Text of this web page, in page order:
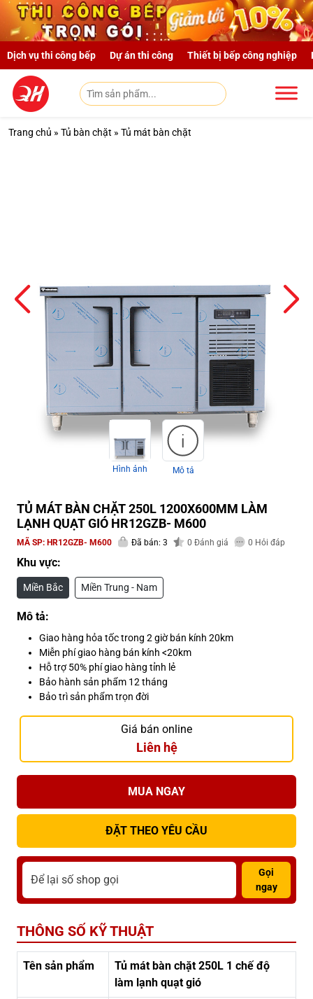
Skip to main content
Dịch vụ thi công bếp Dự án thi công Thiết bị bếp công nghiệp
Trang chủ » Tủ bàn chặt » Tủ mát bàn chặt
Hình ảnh Mô tả
TỦ MÁT BÀN CHẶT 250L 1200X600MM LÀM
LẠNH QUẠT GIÓ HR12GZB- M600
MÃ SP: HR12GZB- M600 Đã bán: 3 0 Đánh giá 0 Hỏi đáp
Khu vực:
Miền Bắc Miền Trung - Nam
Mô tả:
Giao hàng hỏa tốc trong 2 giờ bán kính 20km
Miễn phí giao hàng bán kính <20km
Hỗ trợ 50% phí giao hàng tỉnh lẻ
Bảo hành sản phẩm 12 tháng
Bảo trì sản phẩm trọn đời
Giá bán online
Liên hệ
MUA NGAY
ĐẶT THEO YÊU CẦU
Gọi
ngay
THÔNG SỐ KỸ THUẬT
Tên sản phẩm
Tủ mát bàn chặt 250L 1 chế độ
làm lạnh quạt gió